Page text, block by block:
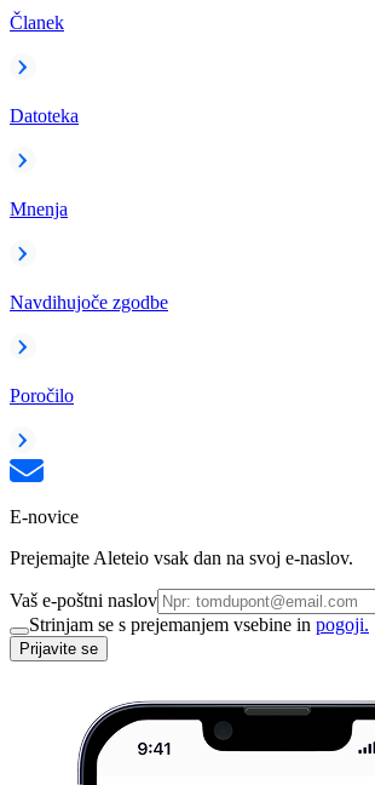
Članek
Datoteka
Mnenja
Navdihujoče zgodbe
Poročilo
E-novice
Prejemajte Aleteio vsak dan na svoj e-naslov.
Vaš e-poštni naslov
Strinjam se s prejemanjem vsebine in pogoji.
Prijavite se